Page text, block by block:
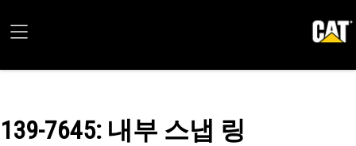
139-7645: 내부 스냅 링